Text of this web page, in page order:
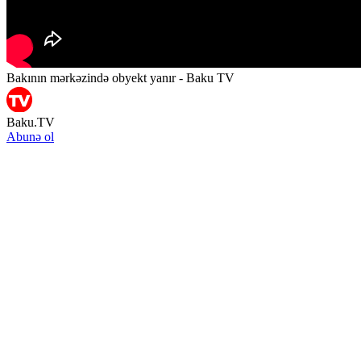
Bakının mərkəzində obyekt yanır - Baku TV
Baku.TV
Abunə ol